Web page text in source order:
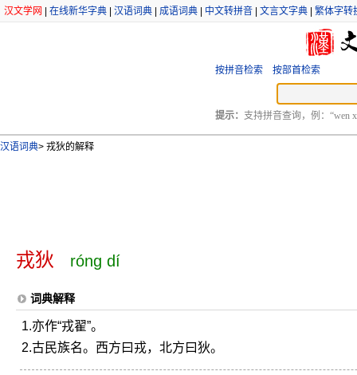
汉文学网 在线新华字典 汉语词典 成语词典 中文转拼音 文言文字典 繁体字转
按拼音检索 按部首检索
提示： 支持拼音查询，例：“wen
汉语词典> 戎狄的解释
戎狄 róng dí
词典解释
1.亦作“戎翟”。
2.古民族名。西方曰戎，北方曰狄。